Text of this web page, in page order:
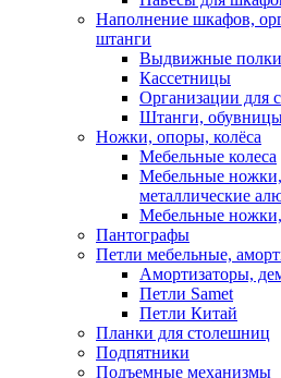
Наполнение шкафов,
штанги
Выдвижные полки
Кассетницы
Организации для
Штанги,
Ножки, опоры, колёса
Мебельные колеса
Мебельные
металлические
Мебельные
Пантографы
Петли мебельные,
Амортизаторы,
Петли Samet
Петли Китай
Планки для столешниц
Подпятники
Подъемные механизмы